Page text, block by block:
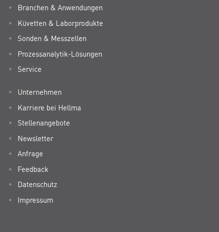
Branchen & Anwendungen
Küvetten & Laborprodukte
Sonden & Messzellen
Prozessanalytik-Lösungen
Service
Unternehmen
Karriere bei Hellma
Stellenangebote
Newsletter
Anfrage
Feedback
Datenschutz
Impressum